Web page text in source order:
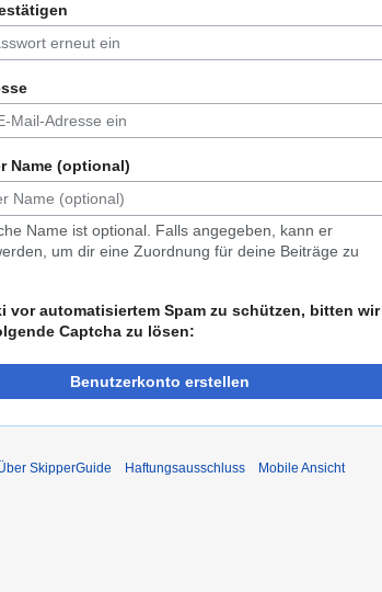
Name (optional)
Name ist optional. Falls angegeben, kann er
um dir eine Zuordnung für deine Beiträge zu
vor automatisiertem Spam zu schützen, bitten wir
Captcha zu lösen:
Benutzerkonto erstellen
SkipperGuide Haftungsausschluss Mobile Ansicht